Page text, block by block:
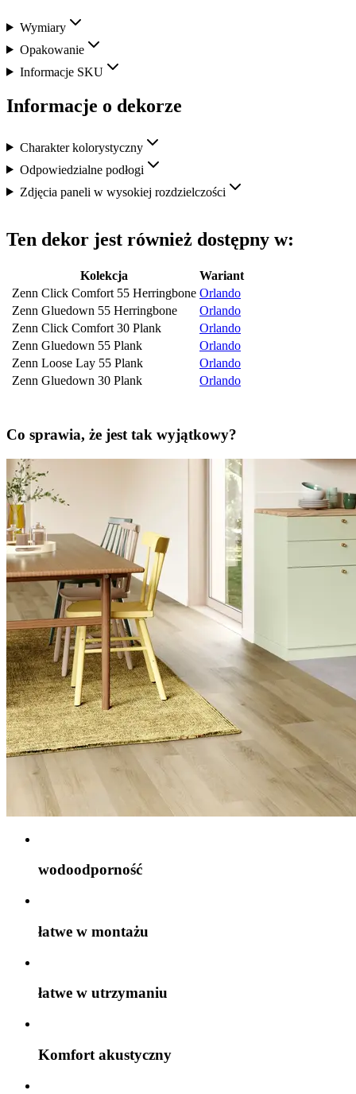
Wymiary
Opakowanie
Informacje SKU
Informacje o dekorze
Charakter kolorystyczny
Odpowiedzialne podłogi
Zdjęcia paneli w wysokiej rozdzielczości
Ten dekor jest również dostępny w:
Kolekcja
Wariant
Zenn Click Comfort 55 Herringbone Orlando
Zenn Gluedown 55 Herringbone
Orlando
Zenn Click Comfort 30 Plank
Orlando
Zenn Gluedown 55 Plank
Orlando
Zenn Loose Lay 55 Plank
Orlando
Zenn Gluedown 30 Plank
Orlando
Co sprawia, że jest tak wyjątkowy?
wodoodporność
łatwe w montażu
łatwe w utrzymaniu
Komfort akustyczny